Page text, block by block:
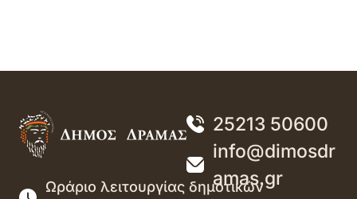
25213 50600
info@dimosdr
amas.gr
Ωράριο λειτουργίας δημοτικών